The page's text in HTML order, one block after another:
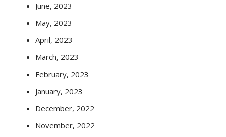
June, 2023
May, 2023
April, 2023
March, 2023
February, 2023
January, 2023
December, 2022
November, 2022